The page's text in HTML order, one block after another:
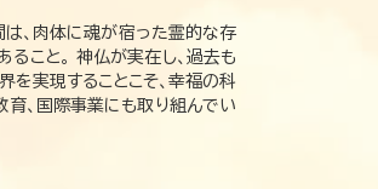
は、肉体に魂が宿った霊的な存
こと。 神仏が実在し、過去も
を実現することこそ、幸福の科
、国際事業にも取り組んでい